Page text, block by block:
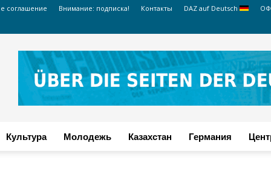
соглашение Внимание: подписка! Контакты DAZ auf Deutsch ОФ
Культура Молодежь Казахстан Германия